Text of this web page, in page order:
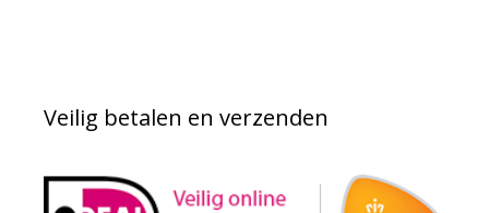
Veilig betalen en verzenden